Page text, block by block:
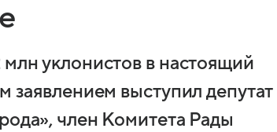
уклонистов в настоящий
заявлением выступил депутат
член Комитета Рады